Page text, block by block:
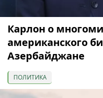
Карлон о
американского
Азербайджане
ПОЛИТИКА